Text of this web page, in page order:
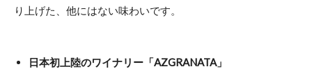
り上げた、他にはない味わいです。
日本初上陸のワイナリー「AZGRANATA」